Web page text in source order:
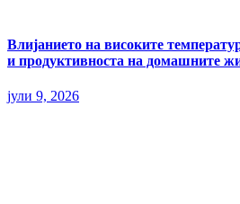
Влијанието на високите
и продуктивноста на домашните
јули 9, 2026